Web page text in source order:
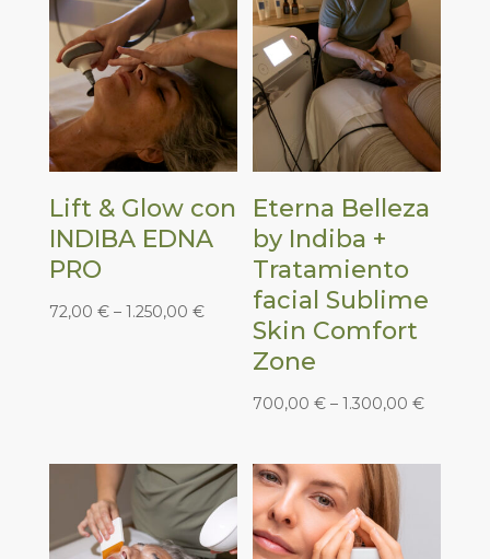
Lift & Glow con
INDIBA EDNA
PRO
72,00 €– 1.250,00 €
Eterna Belleza
by Indiba +
Tratamiento
facial Sublime
Skin Comfort
Zone
700,00€ –1.300,00€